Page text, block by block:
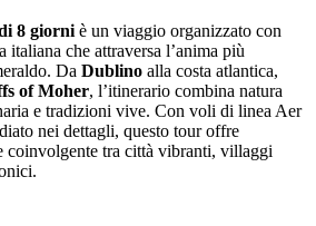
8 giorni è un viaggio organizzato con
italiana che attraversa l’anima più
Da Dublino alla costa atlantica,
of Moher, l’itinerario combina natura
e tradizioni vive. Con voli di linea Aer
nei dettagli, questo tour offre
coinvolgente tra città vibranti, villaggi